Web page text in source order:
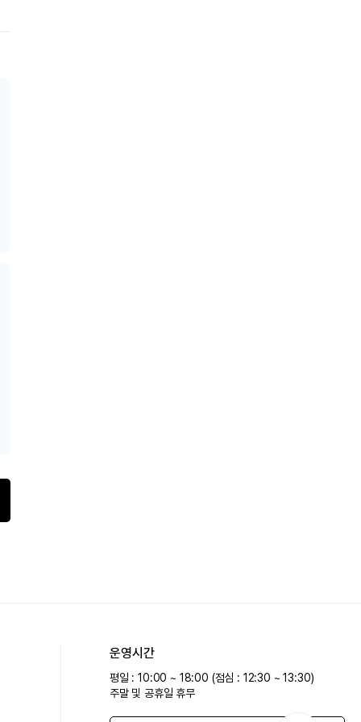
운영시간
평일 : 10:00 ~ 18:00 (점심 : 12:30 ~ 13:30)
주말 및 공휴일 휴무